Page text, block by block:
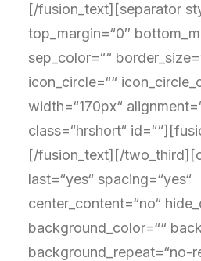
[/fusion_text][separator
top_margin=“0″
sep_color=““
icon_circle=““
width=“170px“
class=“hrshort“
[/fusion_text][/
last=“yes“ spacing=“yes“
center_content=“no“
background_color=““
background_repeat=“no-